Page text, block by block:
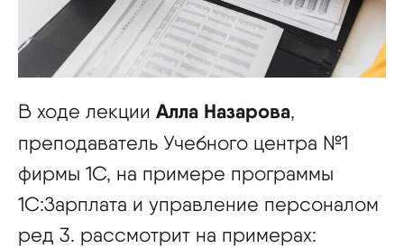
В ходе лекции Алла Назарова,
преподаватель Учебного центра №1
фирмы 1С, на примере программы
1С:Зарплата и управление персоналом
ред 3. рассмотрит на примерах: